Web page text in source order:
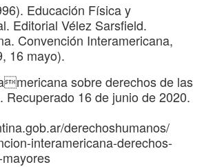
Educación Física y
Editorial Vélez Sarsfield.
Convención Interamericana,
16 mayo).
sobre derechos de las
Recuperado 16 de junio de 2020.
derechoshumanos/
interamericana-derechos-